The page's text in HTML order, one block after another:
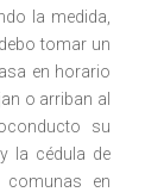
la medida,
tomar un
en horario
o arriban al
su
la cédula de
comunas en